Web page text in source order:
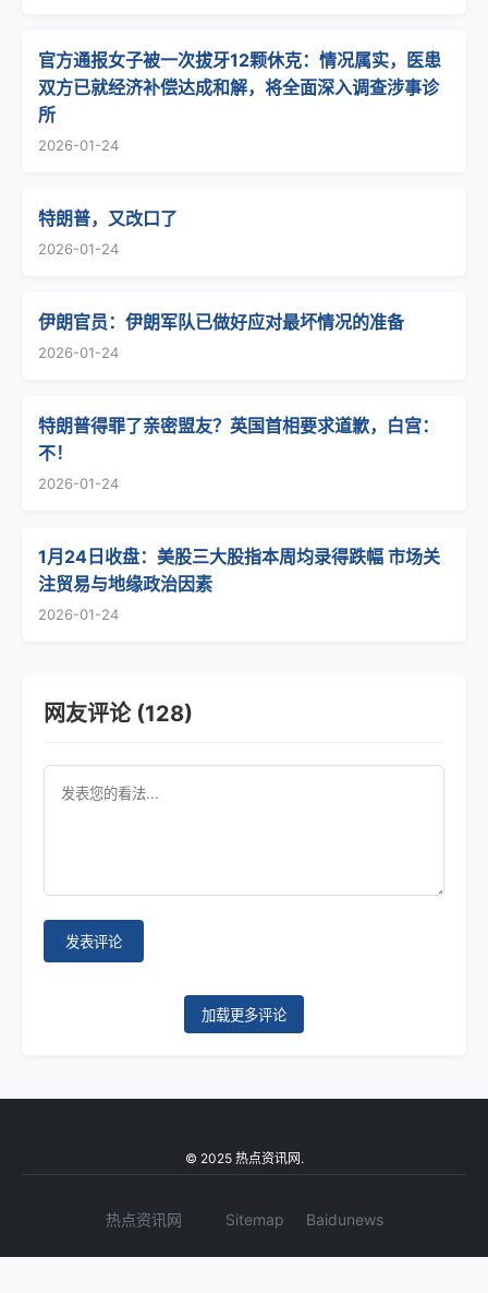
官方通报女子被一次拔牙12颗休克：情况属实，医患
双方已就经济补偿达成和解，将全面深入调查涉事诊
所
2026-01-24
特朗普，又改口了
2026-01-24
伊朗官员：伊朗军队已做好应对最坏情况的准备
2026-01-24
特朗普得罪了亲密盟友？英国首相要求道歉，白宫：
不！
2026-01-24
1月24日收盘：美股三大股指本周均录得跌幅 市场关
注贸易与地缘政治因素
2026-01-24
网友评论 (128)
发表评论
加载更多评论
© 2025 热点资讯网.
热点资讯网 Sitemap Baidunews